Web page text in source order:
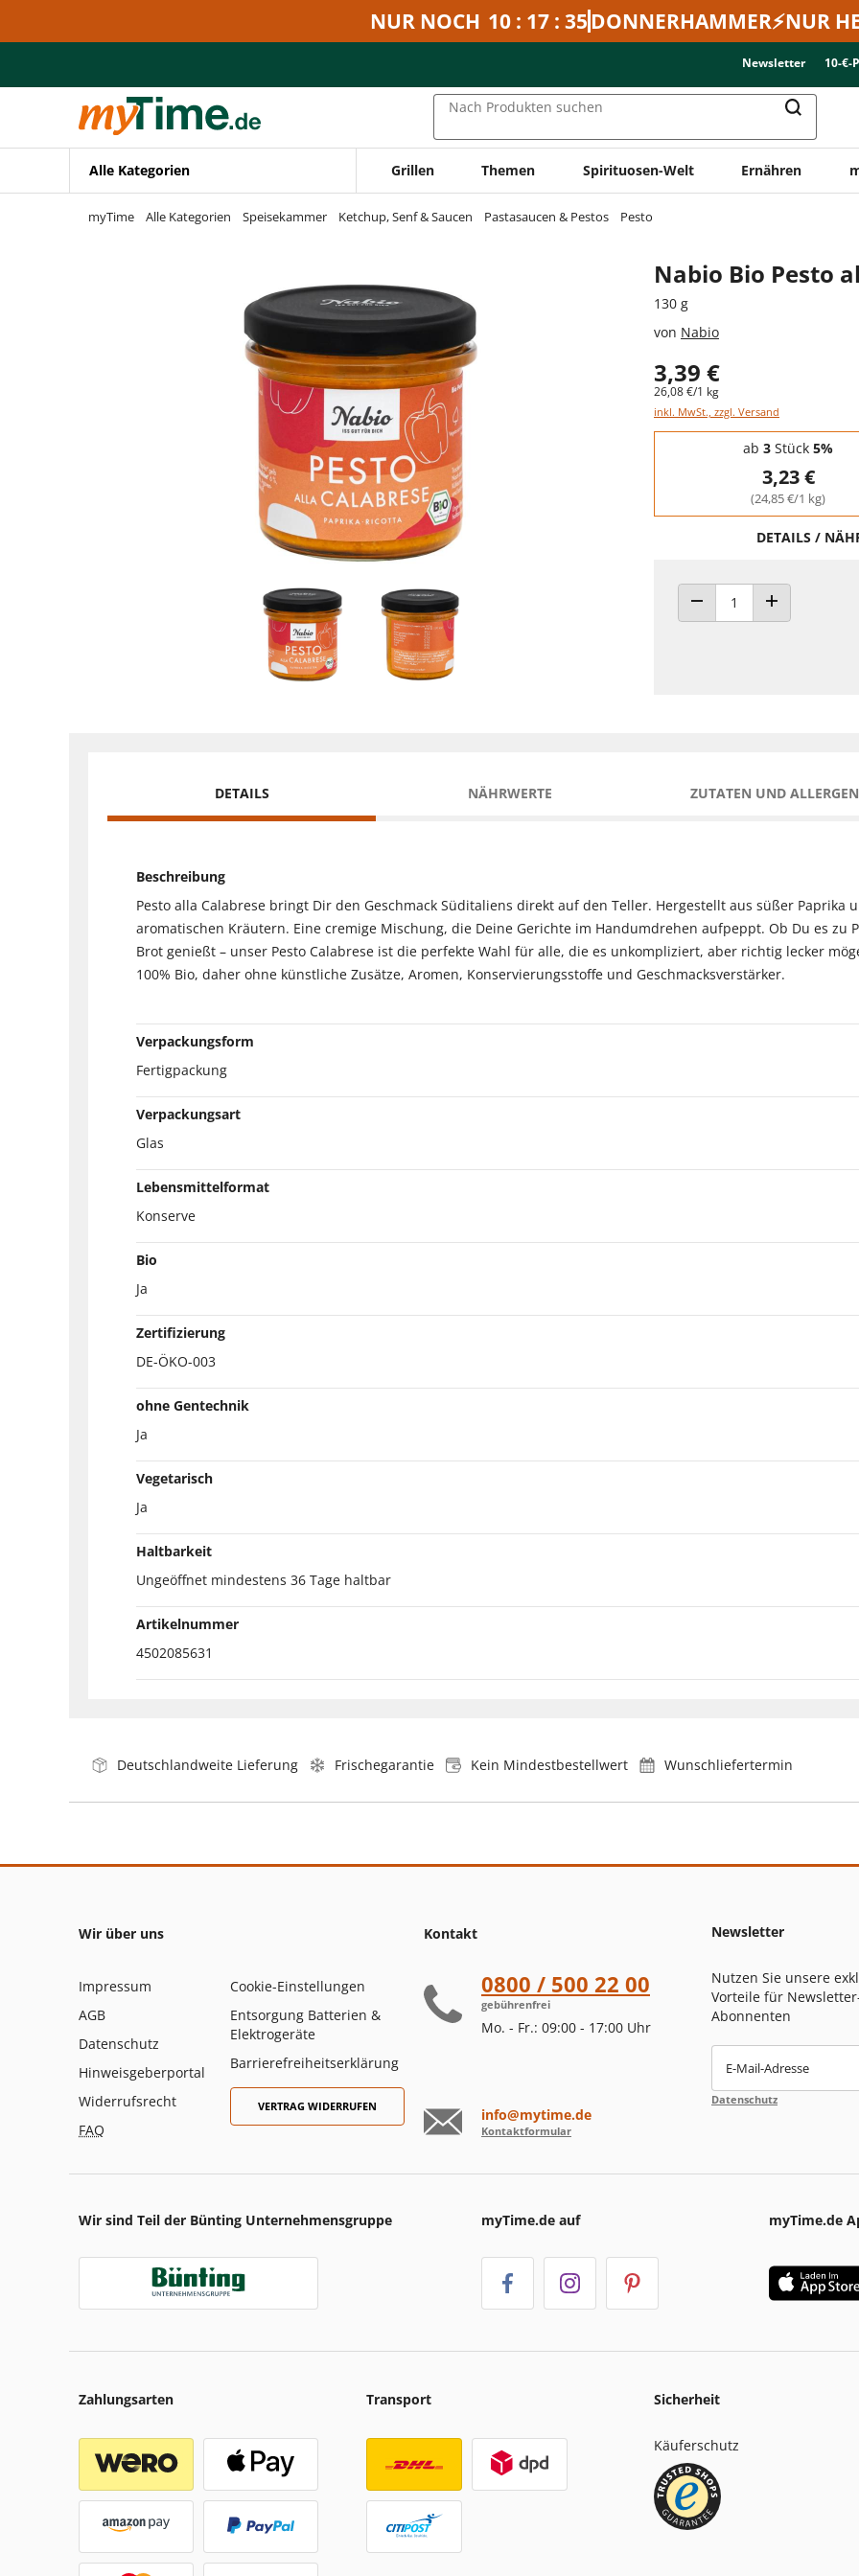
Zur Navigation springen
NUR NOCH 10 : 17 : 35DONNERHAMMER⚡NUR
Newsletter 10-€-
Nach Produkten suchen
Alle Kategorien Grillen Themen Spirituosen-Welt Ernähren
myTime Alle Kategorien Speisekammer Ketchup, Senf & Saucen Pastasaucen & Pestos Pesto
Nabio Bio Pesto
130 g
von Nabio
3,39 €
26,08 €/1 kg
inkl. MwSt., zzgl. Versand
Staffelpreise - Mengenrabatt
ab 3 Stück 5%
3,23 €
(24,85 €/1 kg)
DETAILS /
ANZAHL VERRINGERN
ANZAHL
DETAILS NÄHRWERTE ZUTATEN UND
Beschreibung
Pesto alla Calabrese bringt Dir den Geschmack Süditaliens direkt auf den Teller. Hergestellt aus süßer Paprika
aromatischen Kräutern. Eine cremige Mischung, die Deine Gerichte im Handumdrehen aufpeppt. Ob Du es zu
Brot genießt – unser Pesto Calabrese ist die perfekte Wahl für alle, die es unkompliziert, aber richtig lecker
100% Bio, daher ohne künstliche Zusätze, Aromen, Konservierungsstoffe und Geschmacksverstärker.
Verpackungsform
Fertigpackung
Verpackungsart
Glas
Lebensmittelformat
Konserve
Bio
Ja
Zertifizierung
DE-ÖKO-003
ohne Gentechnik
Ja
Vegetarisch
Ja
Haltbarkeit
Ungeöffnet mindestens 36 Tage haltbar
Artikelnummer
4502085631
Deutschlandweite Lieferung Frischegarantie Kein Mindestbestellwert Wunschliefertermin
Wir über uns
Impressum
AGB
Datenschutz
Hinweisgeberportal
Widerrufsrecht
FAQ
Cookie-Einstellungen
Entsorgung Batterien &
Elektrogeräte
Barrierefreiheitserklärung
VERTRAG WIDERRUFEN
Kontakt
0800 / 500 22 00
gebührenfrei
Mo. - Fr.: 09:00 - 17:00 Uhr
info@mytime.de
Kontaktformular
Newsletter
Nutzen Sie unsere
Vorteile für
Abonnenten
E-Mail-Adresse
Datenschutz
Wir sind Teil der Bünting Unternehmensgruppe myTime.de auf myTime.de
Zahlungsarten Transport Sicherheit
Käuferschutz